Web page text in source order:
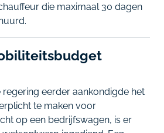
die maximaal 30 dagen
eerder aankondigde het
te maken voor
op een bedrijfswagen, is er